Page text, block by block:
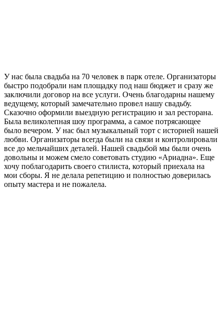
У нас была свадьба на 70 человек в парк отеле. Организаторы
быстро подобрали нам площадку под наш бюджет и сразу же
заключили договор на все услуги. Очень благодарны нашему
ведущему, который замечательно провел нашу свадьбу.
Сказочно оформили выездную регистрацию и зал ресторана.
Была великолепная шоу программа, а самое потрясающее
было вечером. У нас был музыкальный торт с историей нашей
любви. Организаторы всегда были на связи и контролировали
все до мельчайших деталей. Нашей свадьбой мы были очень
довольны и можем смело советовать студию «Ариадна». Еще
хочу поблагодарить своего стилиста, который приехала на
мои сборы. Я не делала репетицию и полностью доверилась
опыту мастера и не пожалела.